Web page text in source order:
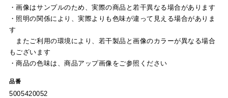
・画像はサンプルのため、実際の商品と若干異なる場合があります
・照明の関係により、実際よりも色味が違って見える場合がありま
す
またご利用の環境により、若干製品と画像のカラーが異なる場合
もございます
・商品の色味は、商品アップ画像をご参照ください
品番
5005420052